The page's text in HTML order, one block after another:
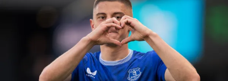
Різне
Букмекери
Казино